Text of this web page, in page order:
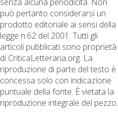
può pertanto considerarsi un
prodotto editoriale ai sensi della
legge n.62 del 2001. Tutti gli
articoli pubblicati sono proprietà
di CriticaLetteraria.org. La
riproduzione di parte del testo è
concessa solo con indicazione
puntuale della fonte. È vietata la
riproduzione integrale del pezzo.